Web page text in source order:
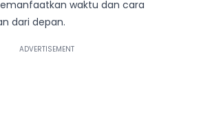
waktu dan cara
dari depan.